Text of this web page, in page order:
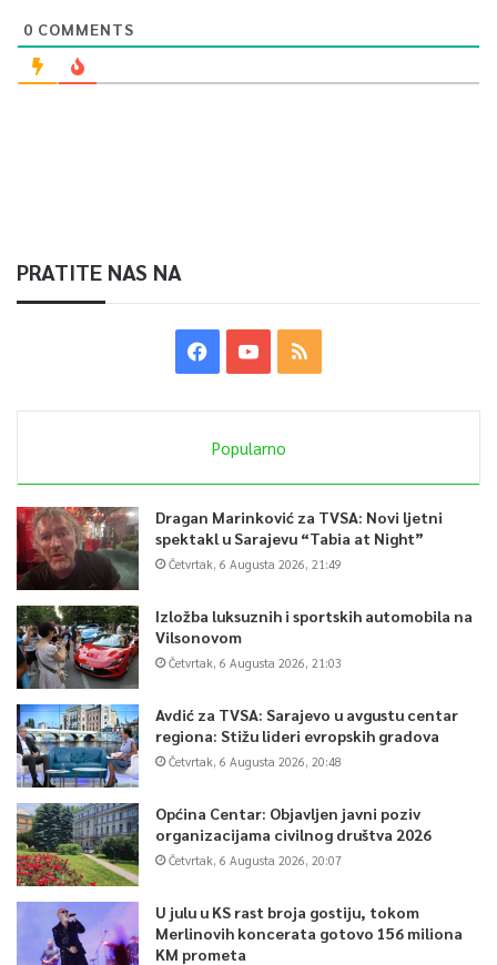
0 COMMENTS
PRATITE NAS NA
Popularno
Dragan Marinković za TVSA: Novi ljetni
spektakl u Sarajevu “Tabia at Night”
Četvrtak, 6 Augusta 2026, 21:49
Izložba luksuznih i sportskih automobila na
Vilsonovom
Četvrtak, 6 Augusta 2026, 21:03
Avdić za TVSA: Sarajevo u avgustu centar
regiona: Stižu lideri evropskih gradova
Četvrtak, 6 Augusta 2026, 20:48
Općina Centar: Objavljen javni poziv
organizacijama civilnog društva 2026
Četvrtak, 6 Augusta 2026, 20:07
U julu u KS rast broja gostiju, tokom
Merlinovih koncerata gotovo 156 miliona
KM prometa